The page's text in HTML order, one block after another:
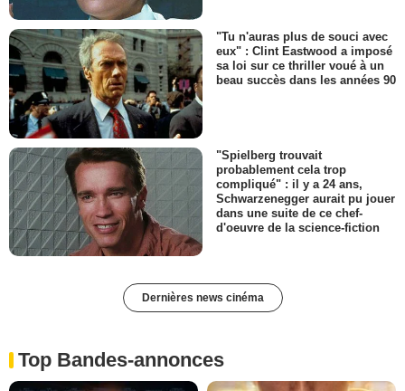
"Tu n'auras plus de souci avec
eux" : Clint Eastwood a imposé
sa loi sur ce thriller voué à un
beau succès dans les années 90
"Spielberg trouvait
probablement cela trop
compliqué" : il y a 24 ans,
Schwarzenegger aurait pu jouer
dans une suite de ce chef-
d'oeuvre de la science-fiction
Dernières news cinéma
Top Bandes-annonces